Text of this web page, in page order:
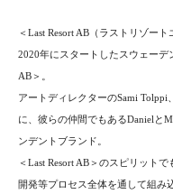
＜Last Resort AB（ラストリゾート
2020年にスタートしたスウェーデ
AB＞。
アートディレクターのSami Tolppi
に、彼らの仲間でもあるDanielと
ンデントブランド。
＜Last Resort AB＞のスピリット
開発等プロセス全体を通して組み